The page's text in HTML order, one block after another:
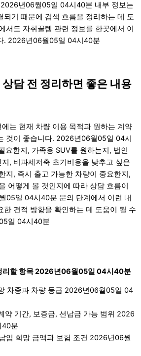
년06월05일 04시40분 내부 정보는
되기 때문에 검색 흐름을 정리하는 데 도
서도 자취꿀템 관련 정보를 한곳에서 이
. 2026년06월05일 04시40분
담 전 정리하면 좋은 내용
는 현재 차량 이용 목적과 원하는 계약
것이 좋습니다. 2026년06월05일 04시
요한지, 가족용 SUV를 원하는지, 법인
, 비과세저축 초기비용을 낮추고 싶은
지, 즉시 출고 가능한 차량이 중요한지,
어떻게 볼 것인지에 따라 상담 흐름이
05일 04시40분 문의 단계에서 이런 내
한 견적 방향을 확인하는 데 도움이 될 수
일 04시40분
리할 항목 2026년06월05일 04시40분
차종과 차량 등급 2026년06월05일 04
약 기간, 보증금, 선납금 가능 범위 2026
40분
입 희망 금액과 보험 조건 2026년06월